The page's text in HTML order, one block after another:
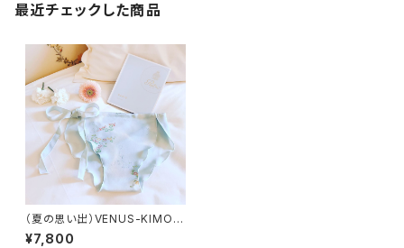
最近チェックした商品
（夏の思い出）VENUS-KIMON
O
¥7,800